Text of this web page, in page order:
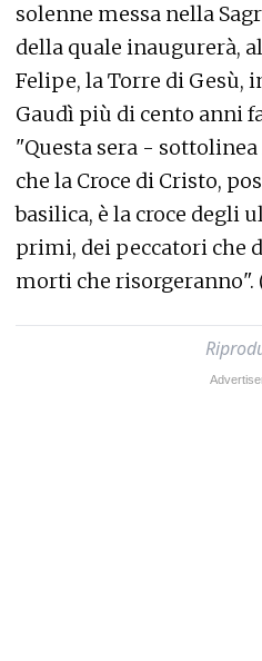
solenne messa nella
della quale inaugurerà,
Felipe, la Torre di Gesù,
Gaudì più di cento anni
"Questa sera -
che la Croce di Cristo,
basilica, è la croce degli
primi, dei peccatori che
morti che risorgeranno".